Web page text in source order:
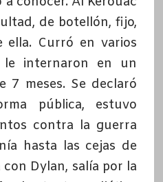
de botellón, fijo,
ella. Curró en varios
le internaron en un
7 meses. Se declaró
pública, estuvo
contra la guerra
hasta las cejas de
Dylan, salía por la